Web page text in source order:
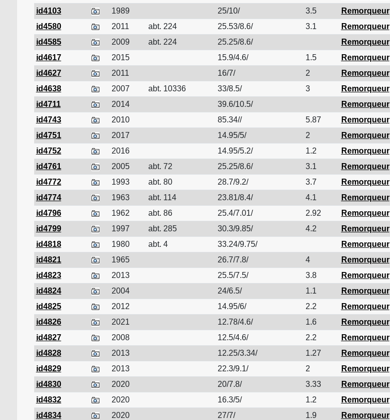
id4103
1989 25/10/ 3.5
Remorqueur
id4580
2011 abt. 224 25.53/8.6/ 3.1
Remorqueur
id4585
2009 abt. 224 25.25/8.6/
Remorqueur
id4617
2015 15.9/4.6/ 1.5
Remorqueur
id4627
2011 16/7/ 2
Remorqueur
id4638
2007 abt. 10336 33/8.5/ 3
Remorqueur
id4711
2014 39.6/10.5/
Remorqueur
id4743
2010 85.34// 5.87
Remorqueur
id4751
2017 14.95/5/ 2
Remorqueur
id4752
2016 14.95/5.2/ 1.2
Remorqueur
id4761
2005 abt. 72 25.25/8.6/ 3.1
Remorqueur
id4772
1993 abt. 80 28.7/9.2/ 3.7
Remorqueur
id4774
1963 abt. 114 23.81/8.4/ 4.1
Remorqueur
id4796
1962 abt. 86 25.4/7.01/ 2.92
Remorqueur
id4799
1997 abt. 285 30.3/9.85/ 4.2
Remorqueur
id4818
1980 abt. 4 33.24/9.75/
Remorqueur
id4821
1965 26.7/7.8/ 4
Remorqueur
id4823
2013 25.5/7.5/ 3.8
Remorqueur
id4824
2004 24/6.5/ 1.1
Remorqueur
id4825
2012 14.95/6/ 2.2
Remorqueur
id4826
2021 12.78/4.6/ 1.6
Remorqueur
id4827
2008 12.5/4.6/ 2.2
Remorqueur
id4828
2013 12.25/3.34/ 1.27
Remorqueur
id4829
2013 22.3/9.1/ 2
Remorqueur
id4830
2020 20/7.8/ 3.33
Remorqueur
id4832
2020 16.3/5/ 1.2
Remorqueur
id4834
2020 27/7/ 1.9
Remorqueur